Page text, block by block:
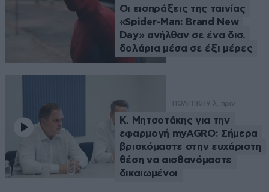
Οι εισπράξεις της ταινίας
«Spider-Man: Brand New
Day» ανήλθαν σε ένα δισ.
δολάρια μέσα σε έξι μέρες
ΠΟΛΙΤΙΚΗ9 λ. πριν
Κ. Μητσοτάκης για την
εφαρμογή myAGRO: Σήμερα
βρισκόμαστε στην ευχάριστη
θέση να αισθανόμαστε
δικαιωμένοι